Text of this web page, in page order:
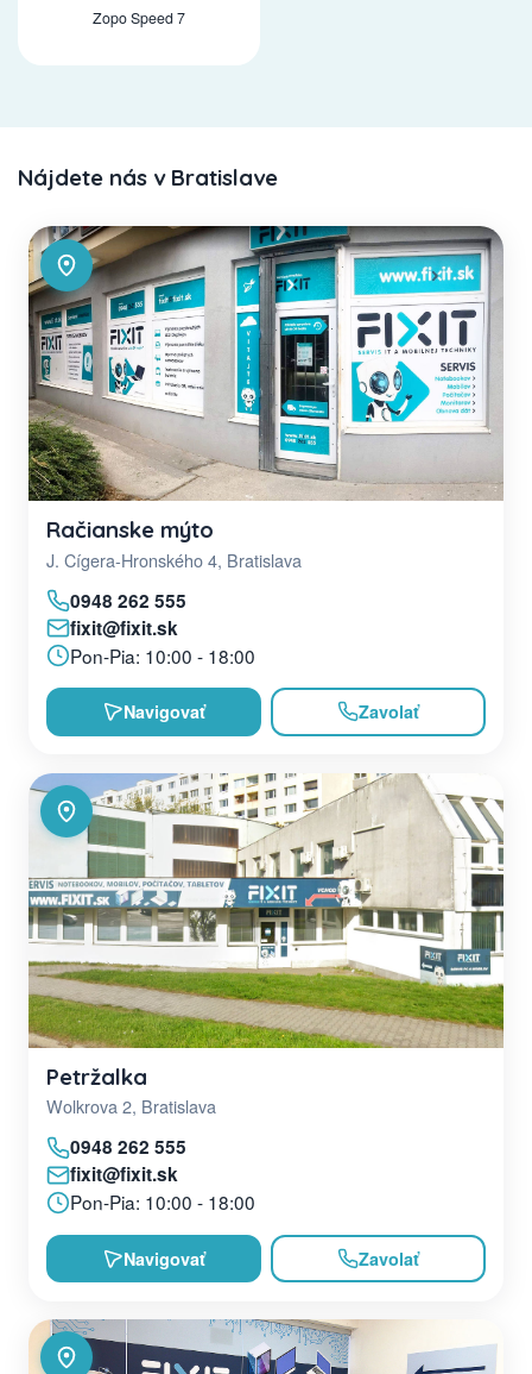
Zopo Speed 7
Nájdete nás v Bratislave
Račianske mýto
J. Cígera-Hronského 4, Bratislava
0948 262 555
fixit@fixit.sk
Pon-Pia: 10:00 - 18:00
Navigovať Zavolať
Petržalka
Wolkrova 2, Bratislava
0948 262 555
fixit@fixit.sk
Pon-Pia: 10:00 - 18:00
Navigovať Zavolať